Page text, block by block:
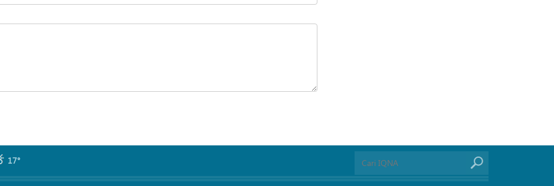
17°